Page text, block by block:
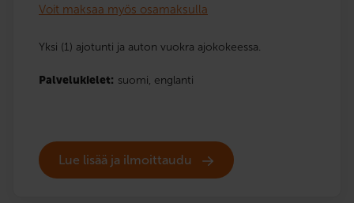
Voit maksaa myös osamaksulla
Yksi (1) ajotunti ja auton vuokra ajokokeessa.
Palvelukielet: suomi, englanti
Lue lisää ja ilmoittaudu